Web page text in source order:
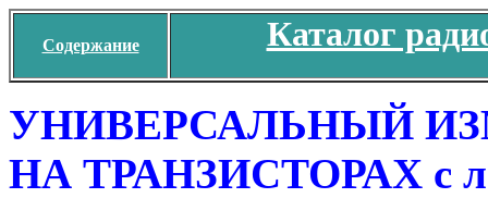
Содержание Каталог
УНИВЕРСАЛЬНЫЙ
НА ТРАНЗИСТОРАХ с